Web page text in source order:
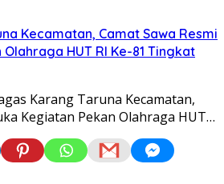
Kecamatan, Camat Sawa Resmi
HUT RI Ke-81 Tingkat
Karang Taruna Kecamatan,
Kegiatan Pekan Olahraga HUT…